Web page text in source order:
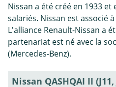
Nissan a été créé en 1933
salariés. Nissan est associé
L'alliance Renault-Nissan a
partenariat est né avec la
(Mercedes-Benz).
Nissan QASHQAI II (J11,